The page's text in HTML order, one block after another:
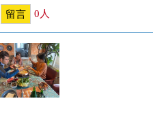
留言 0 人